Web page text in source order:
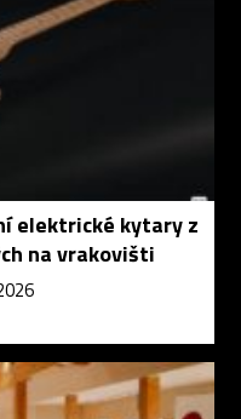
elektrické kytary z
na vrakovišti